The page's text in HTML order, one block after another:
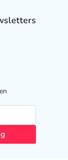
Es gibt
oder
Arzt. Es
ob und
angewendet
derzeitigen
Abstillen in